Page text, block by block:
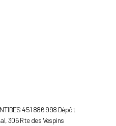
451 886 998 Dépôt
306 Rte des Vespins